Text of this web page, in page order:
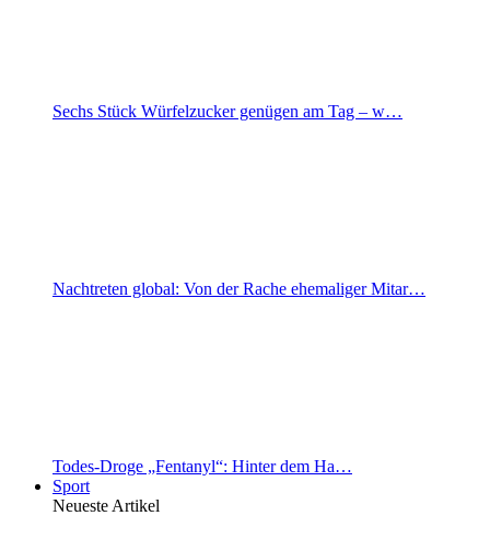
Sechs Stück Würfelzucker genügen am Tag – w…
Nachtreten global: Von der Rache ehemaliger Mitar…
Todes-Droge „Fentanyl“: Hinter dem Ha…
Sport
Neueste Artikel